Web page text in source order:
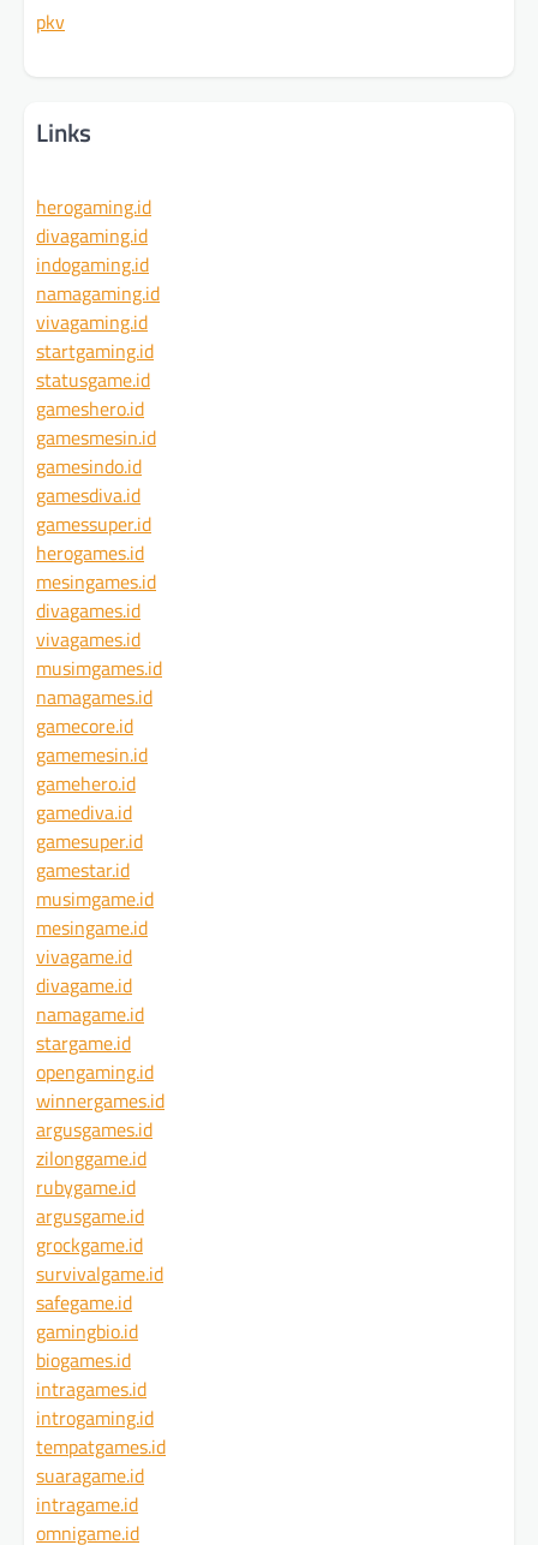
pkv
Links
herogaming.id
divagaming.id
indogaming.id
namagaming.id
vivagaming.id
startgaming.id
statusgame.id
gameshero.id
gamesmesin.id
gamesindo.id
gamesdiva.id
gamessuper.id
herogames.id
mesingames.id
divagames.id
vivagames.id
musimgames.id
namagames.id
gamecore.id
gamemesin.id
gamehero.id
gamediva.id
gamesuper.id
gamestar.id
musimgame.id
mesingame.id
vivagame.id
divagame.id
namagame.id
stargame.id
opengaming.id
winnergames.id
argusgames.id
zilonggame.id
rubygame.id
argusgame.id
grockgame.id
survivalgame.id
safegame.id
gamingbio.id
biogames.id
intragames.id
introgaming.id
tempatgames.id
suaragame.id
intragame.id
omnigame.id